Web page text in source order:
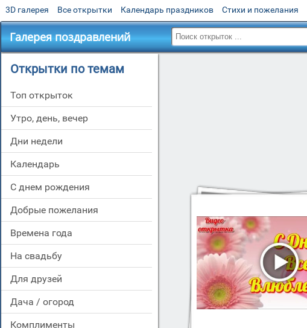
3D галерея Все открытки Календарь праздников Стихи и пожелания
Галерея поздравлений
Открытки по темам
Топ открыток
утро, день, вечер
дни недели
Календарь
c днем рождения
добрые пожелания
времена года
на свадьбу
для друзей
дача / огород
комплименты